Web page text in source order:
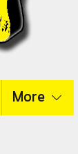
More